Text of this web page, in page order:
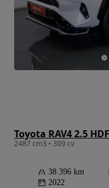
Toyota RAV4 2.5
2487 cm3 • 309 cv
38 396 km
2022